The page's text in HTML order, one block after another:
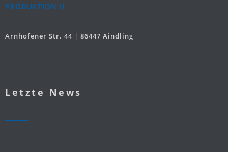
PRODUKTION II
Arnhofener Str. 44 | 86447 Aindling
Letzte News